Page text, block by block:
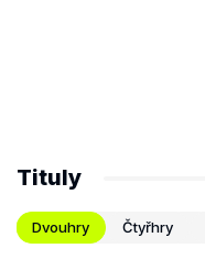
Tituly
Dvouhry Čtyřhry